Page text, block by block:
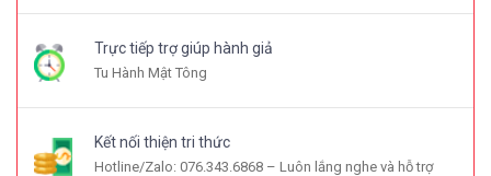
Trực tiếp trợ giúp hành giả
Tu Hành Mật Tông
Kết nối thiện tri thức
Hotline/Zalo: 076.343.6868 – Luôn lắng nghe và hỗ trợ